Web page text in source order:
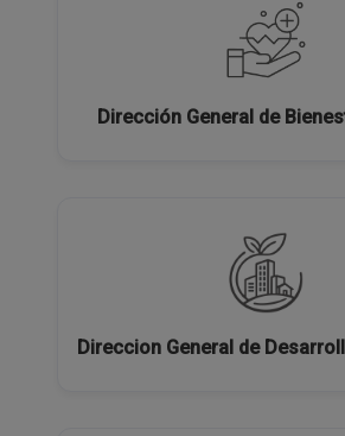
Dirección General de
Direccion General de